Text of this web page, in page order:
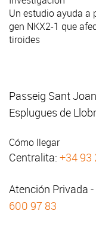
Un estudio ayuda a
gen NKX2-1 que
tiroides
Passeig Sant
Esplugues de
Cómo llegar
Centralita: +34 93
Atención Privada
600 97 83